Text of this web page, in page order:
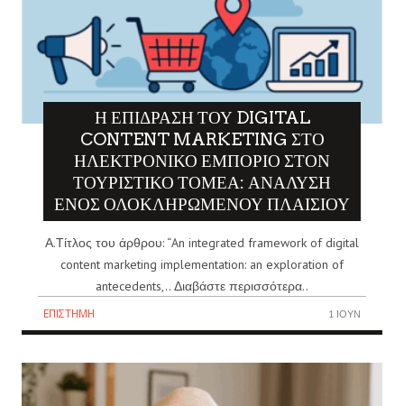
Η ΕΠΊΔΡΑΣΗ ΤΟΥ DIGITAL
CONTENT MARKETING ΣΤΟ
ΗΛΕΚΤΡΟΝΙΚΌ ΕΜΠΌΡΙΟ ΣΤΟΝ
ΤΟΥΡΙΣΤΙΚΌ ΤΟΜΈΑ: ΑΝΆΛΥΣΗ
ΕΝΌΣ ΟΛΟΚΛΗΡΩΜΈΝΟΥ ΠΛΑΙΣΊΟΥ
Α.Τίτλος του άρθρου: “An integrated framework of digital
content marketing implementation: an exploration of
antecedents,.. Διαβάστε περισσότερα..
ΕΠΙΣΤΉΜΗ 1 ΙΟΎΝ